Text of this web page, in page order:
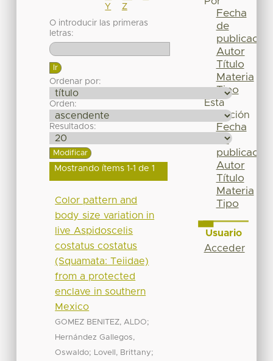
Y
Z
O introducir las primeras
letras:
Ordenar por:
Orden:
Resultados:
Mostrando ítems 1-1 de 1
Color pattern and
body size variation in
live Aspidoscelis
costatus costatus
(Squamata: Teiidae)
from a protected
enclave in southern
Mexico
GOMEZ BENITEZ, ALDO;
Hernández Gallegos,
Oswaldo; Lovell, Brittany;
Fecha
de
publicación
Autor
Título
Materia
Tipo
Esta
colección
Fecha
de
publicación
Autor
Título
Materia
Tipo
Usuario
Acceder